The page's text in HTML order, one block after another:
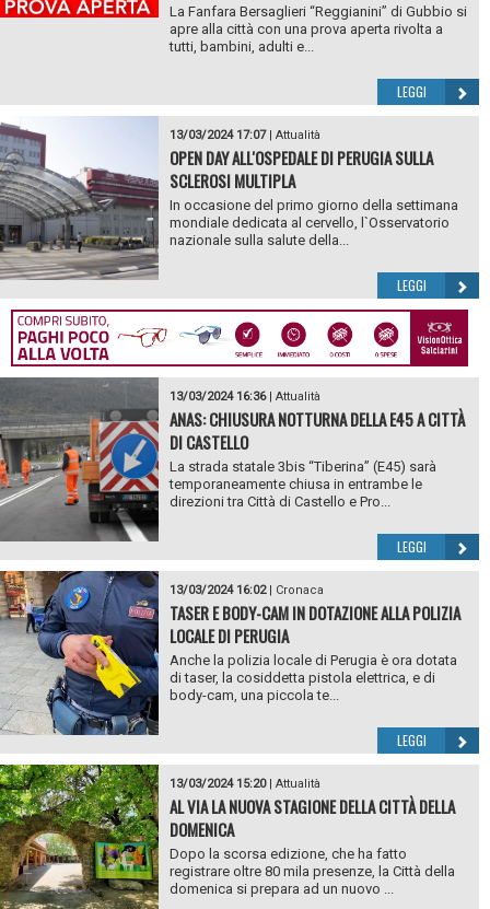
La Fanfara Bersaglieri “Reggianini” di Gubbio si
apre alla città con una prova aperta rivolta a
tutti, bambini, adulti e...
LEGGI
13/03/2024 17:07| Attualità
OPEN DAY ALL'OSPEDALE DI PERUGIA SULLA
SCLEROSI MULTIPLA
In occasione del primo giorno della settimana
mondiale dedicata al cervello, l`Osservatorio
nazionale sulla salute della...
LEGGI
13/03/2024 16:36| Attualità
ANAS: CHIUSURA NOTTURNA DELLA E45 A CITTÀ
DI CASTELLO
La strada statale 3bis “Tiberina” (E45) sarà
temporaneamente chiusa in entrambe le
direzioni tra Città di Castello e Pro...
LEGGI
13/03/2024 16:02| Cronaca
TASER E BODY-CAM IN DOTAZIONE ALLA POLIZIA
LOCALE DI PERUGIA
Anche la polizia locale di Perugia è ora dotata
di taser, la cosiddetta pistola elettrica, e di
body-cam, una piccola te...
LEGGI
13/03/2024 15:20| Attualità
AL VIA LA NUOVA STAGIONE DELLA CITTÀ DELLA
DOMENICA
Dopo la scorsa edizione, che ha fatto
registrare oltre 80 mila presenze, la Città della
domenica si prepara ad un nuovo ...